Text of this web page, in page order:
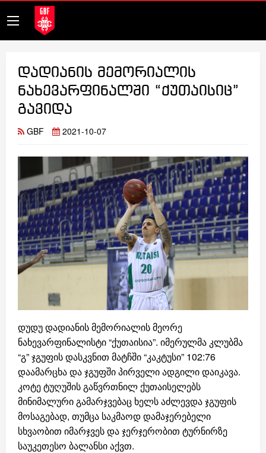
დადიანის მემორიალის
ნახევარფინალში “ქუთაისიც”
გავიდა
GBF 2021-10-07
დუდუ დადიანის მემორიალის მეორე
ნახევარფინალისტი “ქუთაისია”. იმერულმა კლუბმა
“გ” ჯგუფის დასკვნით მატჩში “კაკტუსი” 102:76
დაამარცხა და ჯგუფში პირველი ადგილი დაიკავა.
კოტე ტუღუშის გაწვრთნილ ქუთაისელებს
მინიმალური გამარჯვებაც ხელს აძლევდა ჯგუფის
მოსაგებად, თუმცა საკმაოდ დამაჯერებელი
სხვაობით იმარჯვეს და ჯერჯერობით ტურნირზე
საუკეთესო ბალანსი აქვთ.